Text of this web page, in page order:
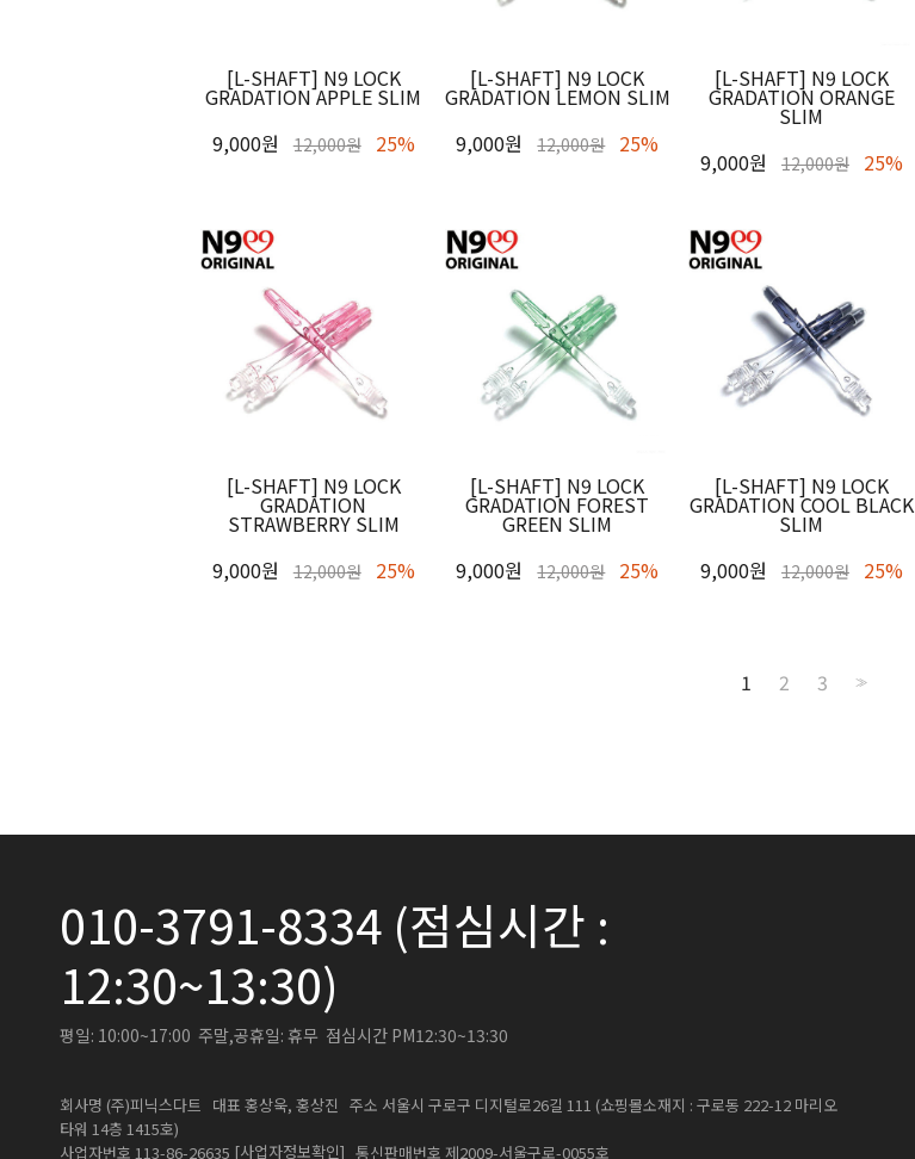
[L-SHAFT] N9 LOCK
GRADATION APPLE SLIM
9,000원
12,000원 25%
[L-SHAFT] N9 LOCK
GRADATION LEMON SLIM
9,000원
12,000원 25%
[L-SHAFT] N9 LOCK
GRADATION ORANGE
SLIM
9,000원
12,000원 25%
[L-SHAFT] N9 LOCK
GRADATION
STRAWBERRY SLIM
9,000원
12,000원 25%
[L-SHAFT] N9 LOCK
GRADATION FOREST
GREEN SLIM
9,000원
12,000원 25%
[L-SHAFT] N9 LOCK
GRADATION COOL BLACK
SLIM
9,000원
12,000원 25%
1 2 3 >>
010-3791-8334 (점심시간 :
12:30~13:30)
평일: 10:00~17:00 주말,공휴일: 휴무 점심시간 PM12:30~13:30
회사명 (주)피닉스다트 대표 홍상욱, 홍상진 주소 서울시 구로구 디지털로26길 111 (쇼핑몰소재지 : 구로동 222-12 마리오
타워 14층 1415호)
사업자번호 113-86-26635 [사업자정보확인] 통신판매번호 제2009-서울구로-0055호